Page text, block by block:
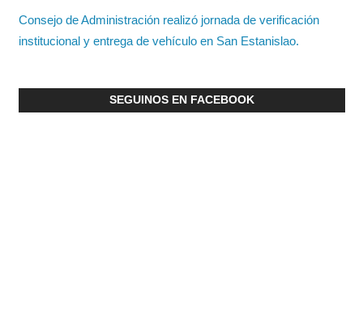
Consejo de Administración realizó jornada de verificación
institucional y entrega de vehículo en San Estanislao.
SEGUINOS EN FACEBOOK